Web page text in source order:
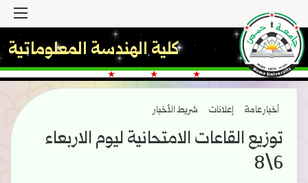
كلية الهندسة المعلوماتية
أخبار عامة إعلانات شريط الأخبار
توزيع القاعات الامتحانية ليوم الاربعاء
6\8